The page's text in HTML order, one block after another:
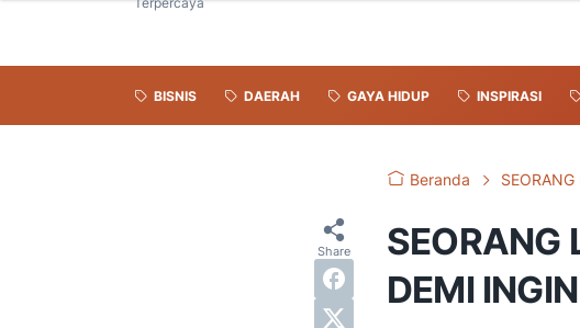
BISNIS DAERAH GAYA HIDUP INSPIRASI
Beranda
SEORANG
DEMI